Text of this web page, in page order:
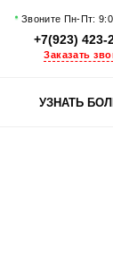
Звоните Пн-Пт:
+7(923) 423-
Заказать
УЗНАТЬ